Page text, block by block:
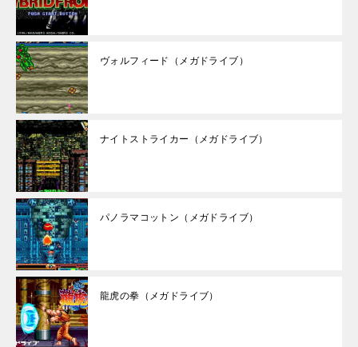
ヴォルフィード（メガドライブ）
ナイトストライカー（メガドライブ）
パノラマコットン（メガドライブ）
龍虎の拳（メガドライブ）